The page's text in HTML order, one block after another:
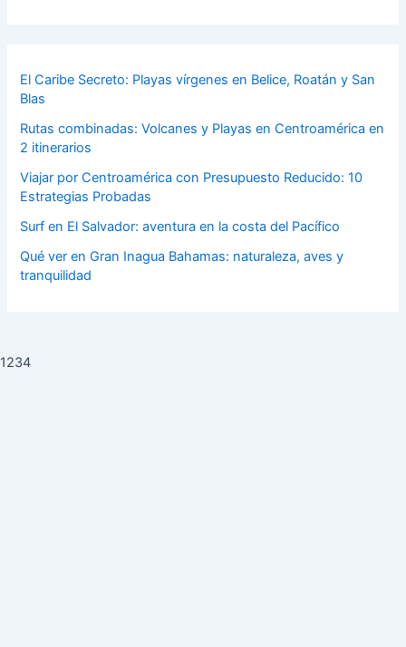
El Caribe Secreto: Playas vírgenes en Belice, Roatán y San
Blas
Rutas combinadas: Volcanes y Playas en Centroamérica en
2 itinerarios
Viajar por Centroamérica con Presupuesto Reducido: 10
Estrategias Probadas
Surf en El Salvador: aventura en la costa del Pacífico
Qué ver en Gran Inagua Bahamas: naturaleza, aves y
tranquilidad
1234